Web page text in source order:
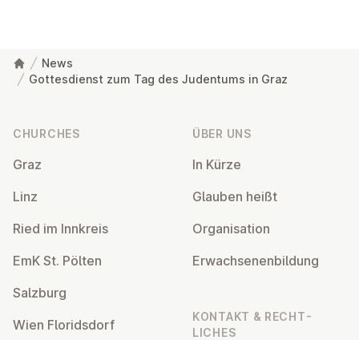
News
Gottesdienst zum Tag des Judentums in Graz
CHURCHES
Graz
Linz
Ried im Innkreis
EmK St. Pölten
Salzburg
Wien Flor­idsdorf
ÜBER UNS
In Kürze
Glauben heißt
Or­gan­isa­tion
Er­wach­sen­en­bildung
KONTAKT & RECHT­
LICHES